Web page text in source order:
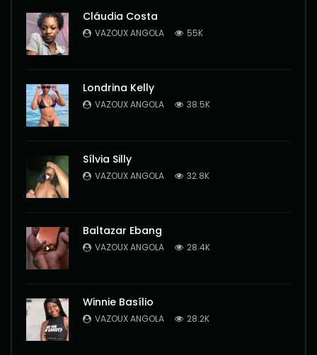
Cláudia Costa
VAZOUX ANGOLA 55K
Londrina Kelly
VAZOUX ANGOLA 38.5K
Sílvia Silly
VAZOUX ANGOLA 32.8K
Baltazar Ebang
VAZOUX ANGOLA 28.4K
Winnie Basílio
VAZOUX ANGOLA 28.2K